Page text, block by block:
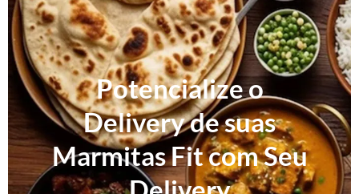
Potencialize o
Delivery de suas
Marmitas Fit com Seu